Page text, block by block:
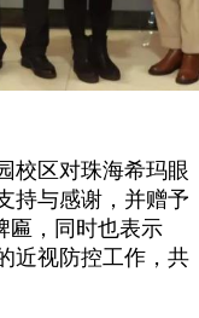
校区对珠海希玛眼
持与感谢，并赠予
匾，同时也表示
近视防控工作，共